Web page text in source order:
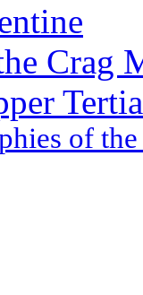
Crag
of